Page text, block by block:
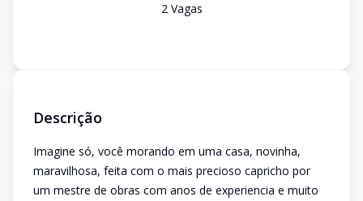
2Vagas
Descrição
Imagine só, você morando em uma casa, novinha,
maravilhosa, feita com o mais precioso capricho por
um mestre de obras com anos de experiencia e muito